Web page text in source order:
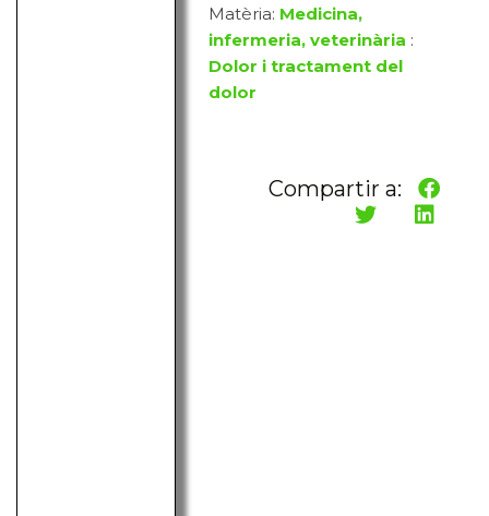
Matèria: Medicina,
infermeria, veterinària :
Dolor i tractament del
dolor
Compartir a: